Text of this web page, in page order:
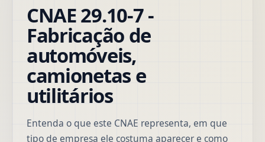
CNAE 29.10-7 -
Fabricação de
automóveis,
camionetas e
utilitários
Entenda o que este CNAE representa, em que
tipo de empresa ele costuma aparecer e como